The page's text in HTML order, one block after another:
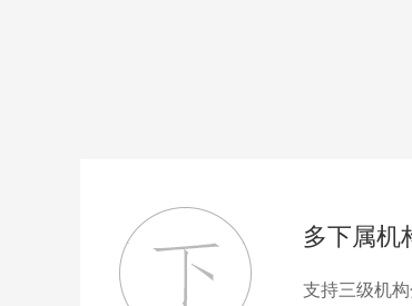
多下属机
支持三级机